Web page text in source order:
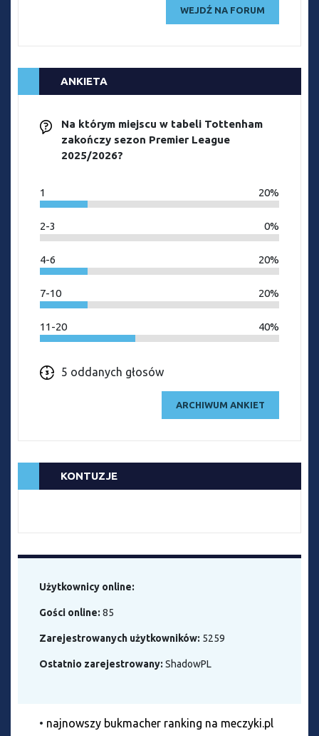
WEJDŹ NA FORUM
ANKIETA
Na którym miejscu w tabeli Tottenham
zakończy sezon Premier League
2025/2026?
1 20%
2-3 0%
4-6 20%
7-10 20%
11-20 40%
5 oddanych głosów
ARCHIWUM ANKIET
KONTUZJE
Użytkownicy online:
Gości online: 85
Zarejestrowanych użytkowników: 5259
Ostatnio zarejestrowany: ShadowPL
• najnowszy bukmacher ranking na meczyki.pl